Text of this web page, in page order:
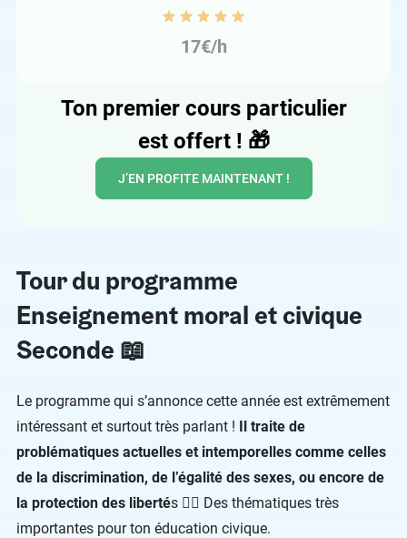
17€/h
Ton premier cours particulier
est offert ! 🎁
J’EN PROFITE MAINTENANT !
Tour du programme
Enseignement moral et civique
Seconde 📖
Le programme qui s’annonce cette année est extrêmement
intéressant et surtout très parlant ! Il traite de
problématiques actuelles et intemporelles comme celles
de la discrimination, de l’égalité des sexes, ou encore de
la protection des libertés 👩‍⚖️ Des thématiques très
importantes pour ton éducation civique.